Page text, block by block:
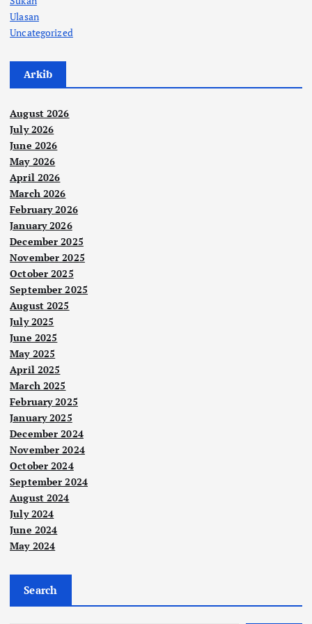
Ulasan
Uncategorized
Arkib
August 2026
July 2026
June 2026
May 2026
April 2026
March 2026
February 2026
January 2026
December 2025
November 2025
October 2025
September 2025
August 2025
July 2025
June 2025
May 2025
April 2025
March 2025
February 2025
January 2025
December 2024
November 2024
October 2024
September 2024
August 2024
July 2024
June 2024
May 2024
Search
Nege
ri
RM
000
dipe
Nege
n